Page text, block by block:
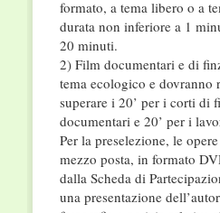
formato, a tema libero o a
durata non inferiore a 1
20 minuti.
2) Film documentari e di
tema ecologico e dovranno
superare i 20’ per i corti di
documentari e 20’ per i
Per la preselezione, le
mezzo posta, in formato
dalla Scheda di
una presentazione